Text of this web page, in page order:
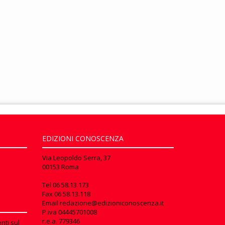
sul
EDIZIONI CONOSCENZA
Via Leopoldo Serra, 37
00153 Roma
Tel 06 58.13.173
Fax06 58.13.118
Email redazione@edizioniconoscenza.it
P.iva 04445701008
r.e.a. 779346